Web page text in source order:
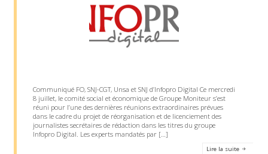
Communiqué FO, SNJ-CGT, Unsa et SNJ d’Infopro Digital Ce mercredi
8 juillet, le comité social et économique de Groupe Moniteur s’est
réuni pour l’une des dernières réunions extraordinaires prévues
dans le cadre du projet de réorganisation et de licenciement des
journalistes secrétaires de rédaction dans les titres du groupe
Infopro Digital. Les experts mandatés par […]
Lire la suite